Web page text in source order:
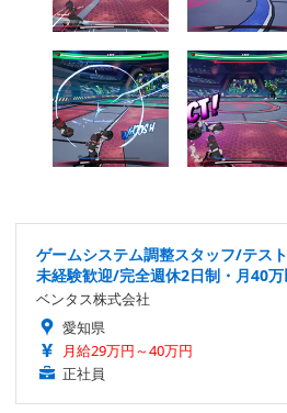
ゲームシステム調整スタッフ/テス
未経験歓迎/完全週休2日制・月40
ベンタス株式会社
愛知県
月給29万円～40万円
正社員